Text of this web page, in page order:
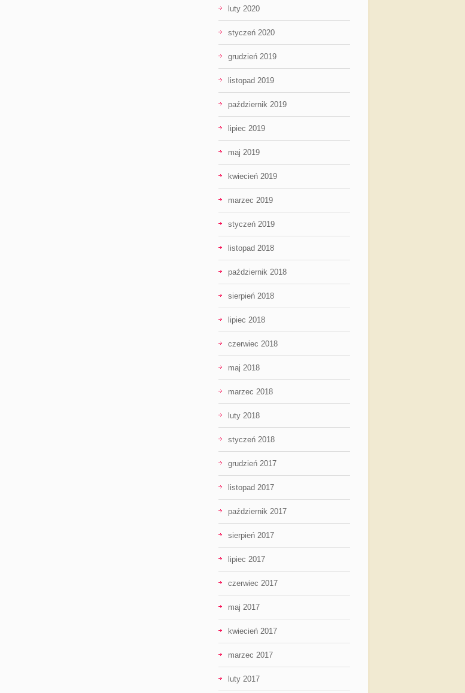
luty 2020
styczeń 2020
grudzień 2019
listopad 2019
październik 2019
lipiec 2019
maj 2019
kwiecień 2019
marzec 2019
styczeń 2019
listopad 2018
październik 2018
sierpień 2018
lipiec 2018
czerwiec 2018
maj 2018
marzec 2018
luty 2018
styczeń 2018
grudzień 2017
listopad 2017
październik 2017
sierpień 2017
lipiec 2017
czerwiec 2017
maj 2017
kwiecień 2017
marzec 2017
luty 2017